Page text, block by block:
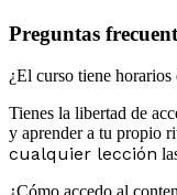
Preguntas
¿El curso tiene horarios
Tienes la libertad de
y aprender a tu propio
cualquier lección